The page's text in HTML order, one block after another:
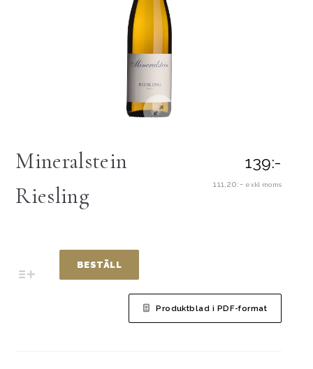
Mineralstein
Riesling
139:-
111,20:- exkl moms
BESTÄLL
Produktblad i PDF-format